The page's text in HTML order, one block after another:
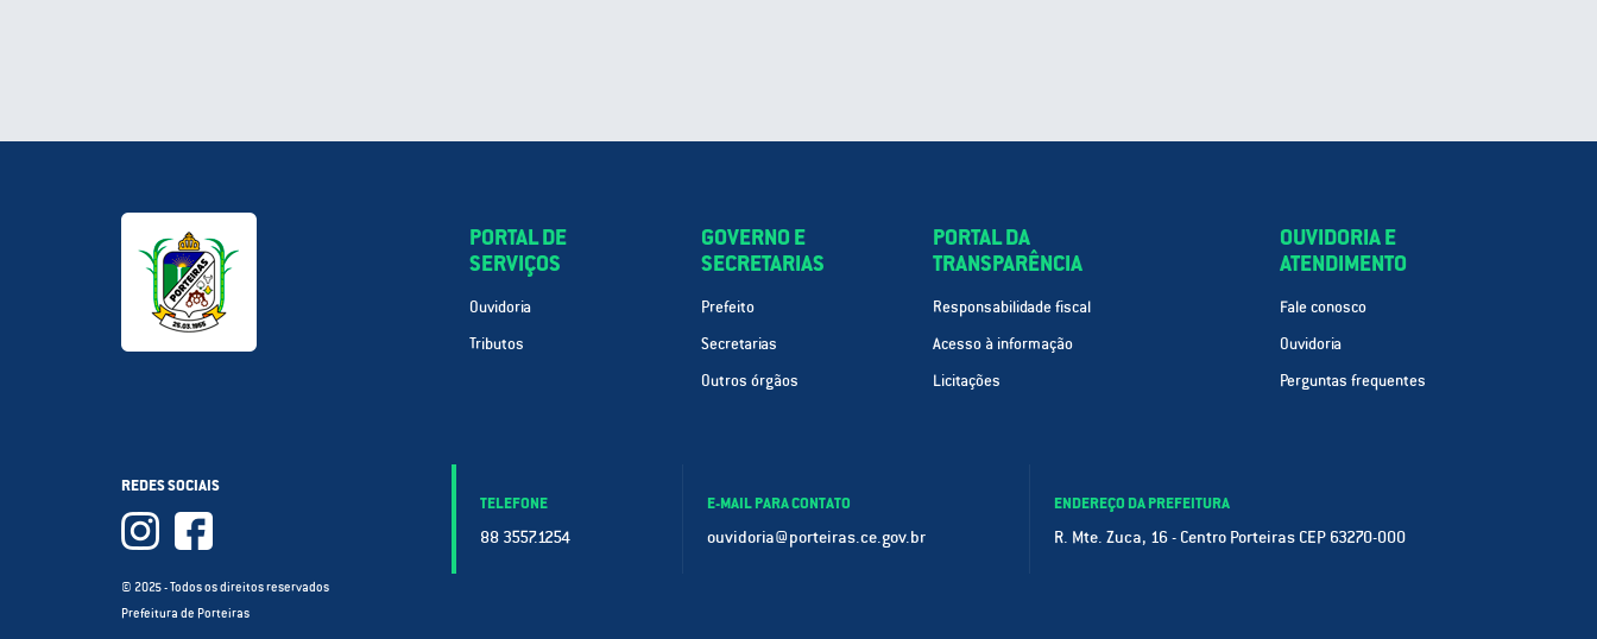
PORTAL DE
SERVIÇOS
Ouvidoria
Tributos
GOVERNO E
SECRETARIAS
Prefeito
Secretarias
Outros órgãos
PORTAL DA
TRANSPARÊNCIA
Responsabilidade fiscal
Acesso à informação
Licitações
OUVIDORIA E
ATENDIMENTO
Fale conosco
Ouvidoria
Perguntas frequentes
REDES SOCIAIS
© 2025 - Todos os direitos reservados
Prefeitura de Porteiras
TELEFONE
88 3557.1254
E-MAIL PARA CONTATO
ouvidoria@porteiras.ce.gov.br
ENDEREÇO DA PREFEITURA
R. Mte. Zuca, 16 - Centro Porteiras CEP 63270-000